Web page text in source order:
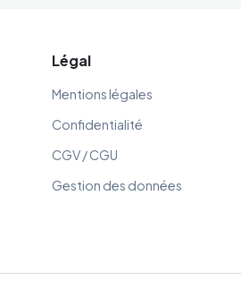
Légal
Mentions légales
Confidentialité
CGV / CGU
Gestion des données